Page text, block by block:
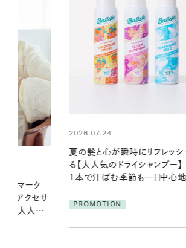
2026.06.01
暑い夏のナイトルーティン。私
える夜の爽やかご褒美ケア